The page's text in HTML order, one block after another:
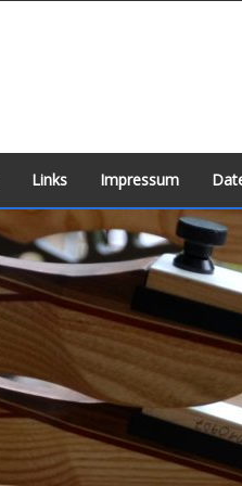
Links Impressum